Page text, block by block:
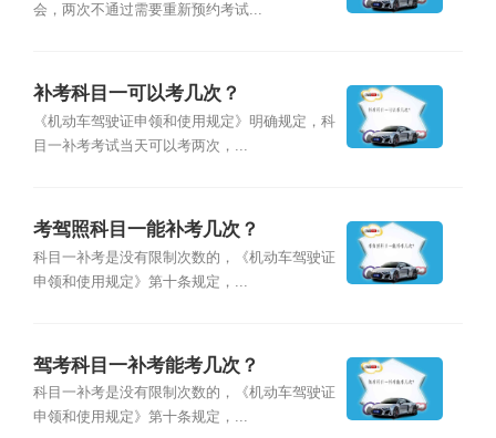
会，两次不通过需要重新预约考试...
补考科目一可以考几次？
《机动车驾驶证申领和使用规定》明确规定，科
目一补考考试当天可以考两次，...
考驾照科目一能补考几次？
科目一补考是没有限制次数的，《机动车驾驶证
申领和使用规定》第十条规定，...
驾考科目一补考能考几次？
科目一补考是没有限制次数的，《机动车驾驶证
申领和使用规定》第十条规定，...